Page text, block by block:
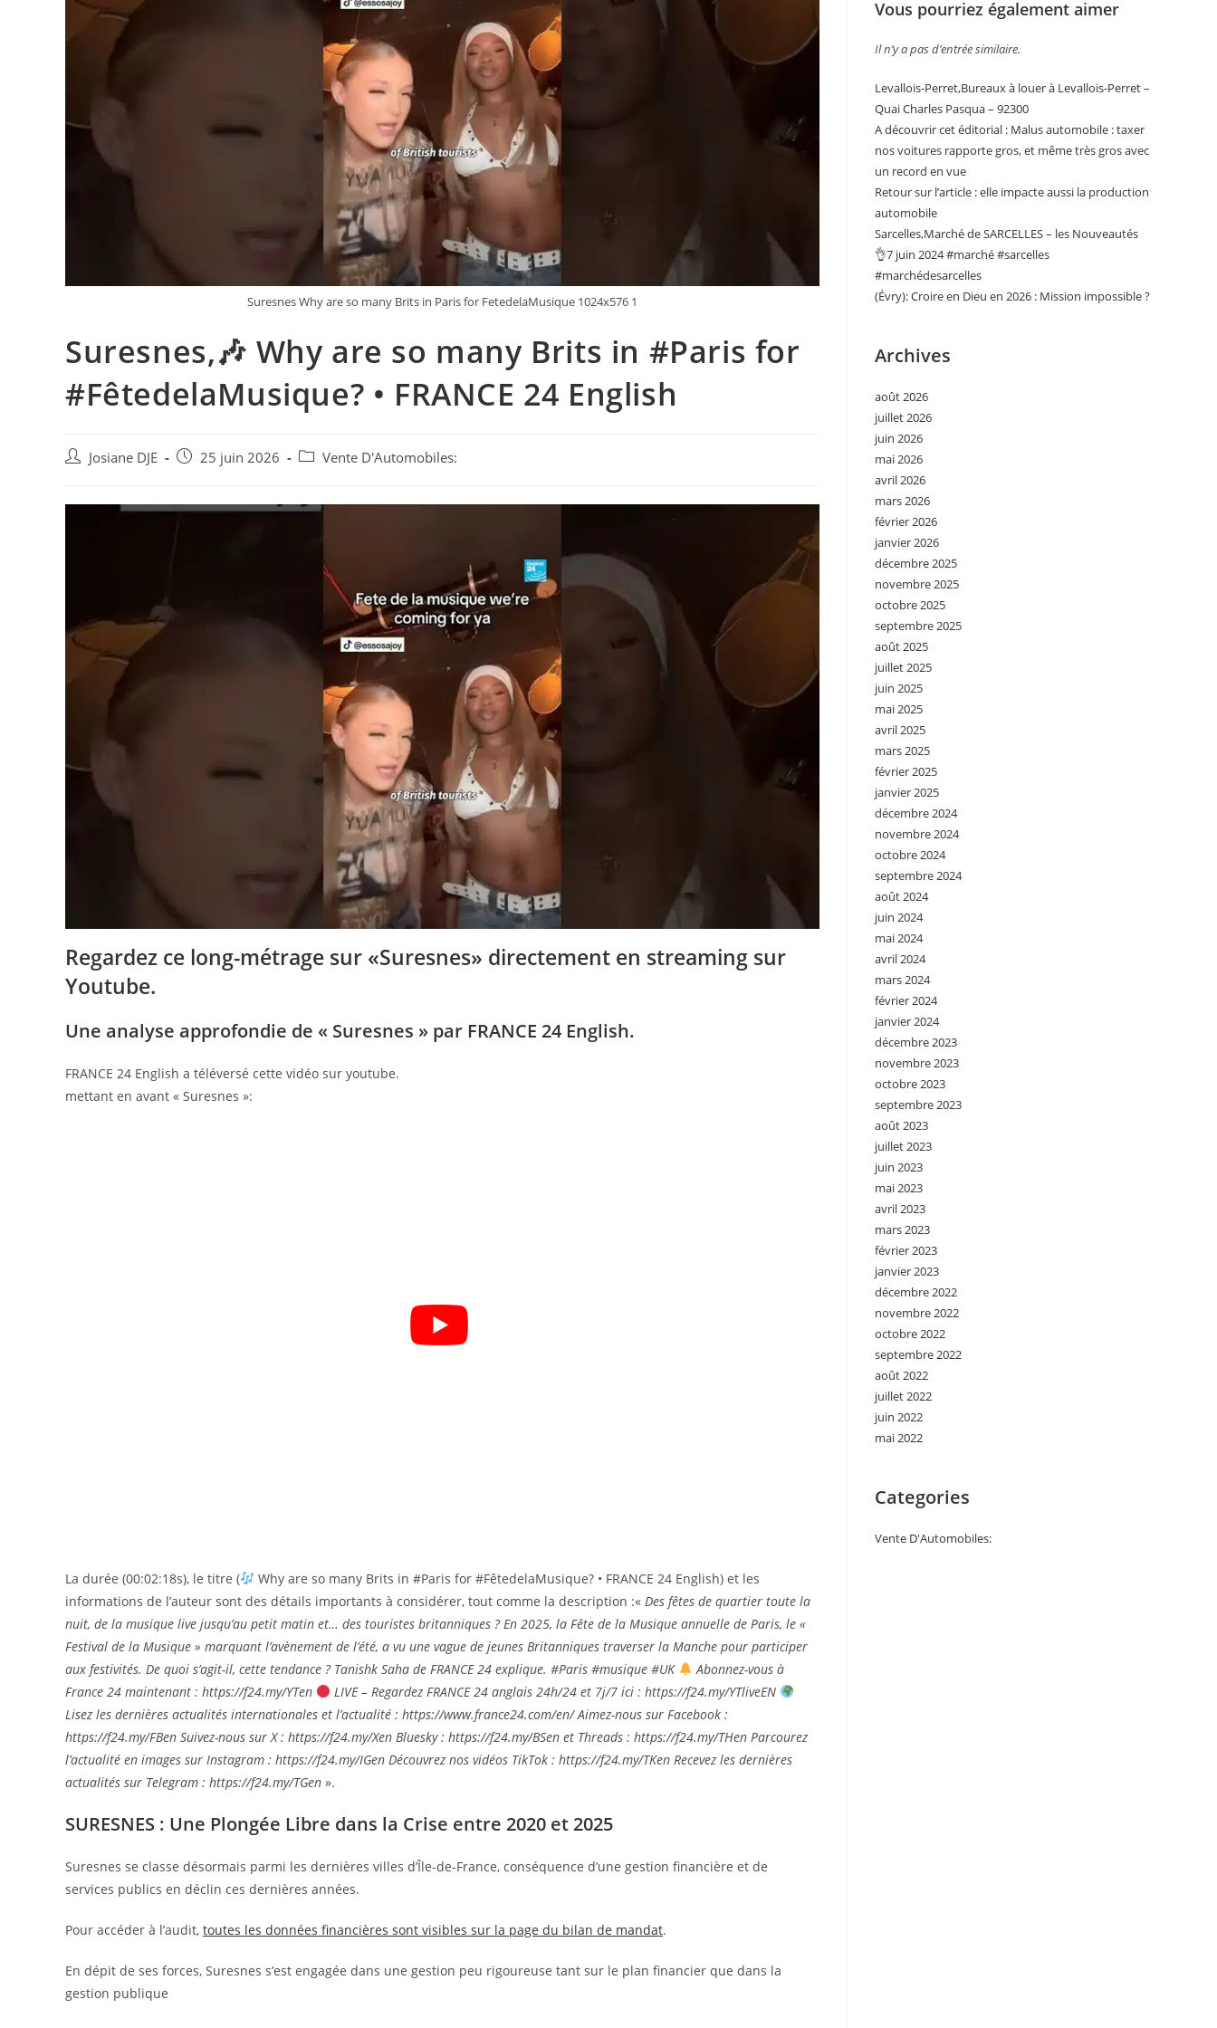
Suresnes Why are so many Brits in Paris for FetedelaMusique 1024x576 1
Suresnes,🎶 Why are so many Brits in #Paris for
#FêtedelaMusique? • FRANCE 24 English
Auteur/autrice
publication :
Josiane DJE
Post 25 juin 2026
PostVente D'Automobiles:
Regardez ce long-métrage sur «Suresnes» directement en streaming sur
Youtube.
Une analyse approfondie de « Suresnes » par FRANCE 24 English.
FRANCE 24 English a téléversé cette vidéo sur youtube.
mettant en avant « Suresnes »:
La durée (00:02:18s), le titre (
Why are so many Brits in #Paris for #FêtedelaMusique? • FRANCE 24 English) et les
informations de l’auteur sont des détails importants à considérer, tout comme la description :« Des fêtes de quartier toute la
nuit, de la musique live jusqu’au petit matin et… des touristes britanniques ? En 2025, la Fête de la Musique annuelle de Paris, le «
Festival de la Musique » marquant l’avènement de l’été, a vu une vague de jeunes Britanniques traverser la Manche pour participer
aux festivités. De quoi s’agit-il, cette tendance ? Tanishk Saha de FRANCE 24 explique. #Paris #musique #UK
Abonnez-vous à
France 24 maintenant : https://f24.my/YTen
LIVE – Regardez FRANCE 24 anglais 24h/24 et 7j/7 ici : https://f24.my/YTliveEN
Lisez les dernières actualités internationales et l’actualité : https://www.france24.com/en/ Aimez-nous sur Facebook :
https://f24.my/FBen Suivez-nous sur X : https://f24.my/Xen Bluesky : https://f24.my/BSen et Threads : https://f24.my/THen Parcourez
l’actualité en images sur Instagram : https://f24.my/IGen Découvrez nos vidéos TikTok : https://f24.my/TKen Recevez les dernières
actualités sur Telegram : https://f24.my/TGen ».
SURESNES : Une Plongée Libre dans la Crise entre 2020 et 2025
Suresnes se classe désormais parmi les dernières villes d’Île-de-France, conséquence d’une gestion financière et de
services publics en déclin ces dernières années.
Pour accéder à l’audit, toutes les données financières sont visibles sur la page du bilan de mandat.
En dépit de ses forces, Suresnes s’est engagée dans une gestion peu rigoureuse tant sur le plan financier que dans la
gestion publique
Vous pourriez également aimer
Il n’y a pas d’entrée similaire.
Levallois-Perret,Bureaux à louer à Levallois-Perret –
Quai Charles Pasqua – 92300
A découvrir cet éditorial : Malus automobile : taxer
nos voitures rapporte gros, et même très gros avec
un record en vue
Retour sur l’article : elle impacte aussi la production
automobile
Sarcelles,Marché de SARCELLES – les Nouveautés
👌7 juin 2024 #marché #sarcelles
#marchédesarcelles
(Évry): Croire en Dieu en 2026 : Mission impossible ?
Archives
août 2026
juillet 2026
juin 2026
mai 2026
avril 2026
mars 2026
février 2026
janvier 2026
décembre 2025
novembre 2025
octobre 2025
septembre 2025
août 2025
juillet 2025
juin 2025
mai 2025
avril 2025
mars 2025
février 2025
janvier 2025
décembre 2024
novembre 2024
octobre 2024
septembre 2024
août 2024
juin 2024
mai 2024
avril 2024
mars 2024
février 2024
janvier 2024
décembre 2023
novembre 2023
octobre 2023
septembre 2023
août 2023
juillet 2023
juin 2023
mai 2023
avril 2023
mars 2023
février 2023
janvier 2023
décembre 2022
novembre 2022
octobre 2022
septembre 2022
août 2022
juillet 2022
juin 2022
mai 2022
Categories
Vente D'Automobiles: